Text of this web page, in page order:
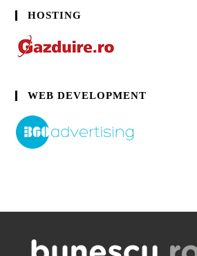
HOSTING
WEB DEVELOPMENT